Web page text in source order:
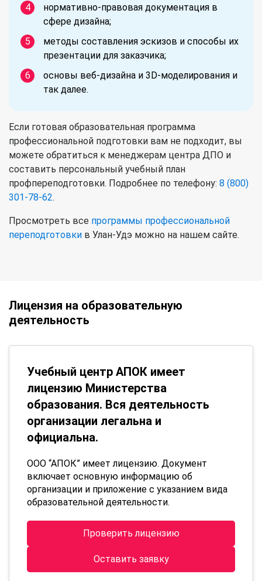
нормативно-правовая документация в
сфере дизайна;
методы составления эскизов и способы их
презентации для заказчика;
основы веб-дизайна и 3D-моделирования и
так далее.
Если готовая образовательная программа
профессиональной подготовки вам не подходит, вы
можете обратиться к менеджерам центра ДПО и
составить персональный учебный план
профпереподготовки. Подробнее по телефону: 8 (800)
301-78-62.
Просмотреть все программы профессиональной
переподготовки в Улан-Удэ можно на нашем сайте.
Лицензия на образовательную
деятельность
Учебный центр АПОК имеет
лицензию Министерства
образования. Вся деятельность
организации легальна и
официальна.
ООО “АПОК” имеет лицензию. Документ
включает основную информацию об
организации и приложение с указанием вида
образовательной деятельности.
Проверить лицензию
Оставить заявку